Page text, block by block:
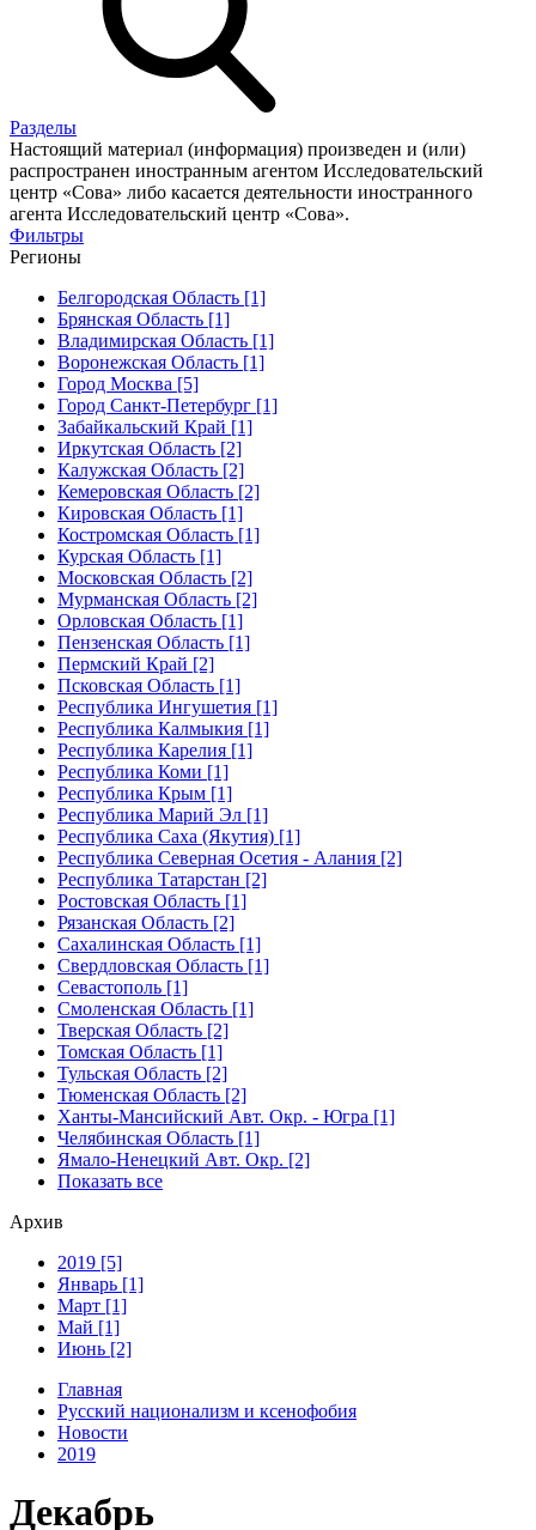
Разделы
Настоящий материал (информация) произведен и (или)
распространен иностранным агентом Исследовательский
центр «Сова» либо касается деятельности иностранного
агента Исследовательский центр «Сова».
Фильтры
Регионы
Белгородская Область [1]
Брянская Область [1]
Владимирская Область [1]
Воронежская Область [1]
Город Москва [5]
Город Санкт-Петербург [1]
Забайкальский Край [1]
Иркутская Область [2]
Калужская Область [2]
Кемеровская Область [2]
Кировская Область [1]
Костромская Область [1]
Курская Область [1]
Московская Область [2]
Мурманская Область [2]
Орловская Область [1]
Пензенская Область [1]
Пермский Край [2]
Псковская Область [1]
Республика Ингушетия [1]
Республика Калмыкия [1]
Республика Карелия [1]
Республика Коми [1]
Республика Крым [1]
Республика Марий Эл [1]
Республика Саха (Якутия) [1]
Республика Северная Осетия - Алания [2]
Республика Татарстан [2]
Ростовская Область [1]
Рязанская Область [2]
Сахалинская Область [1]
Свердловская Область [1]
Севастополь [1]
Смоленская Область [1]
Тверская Область [2]
Томская Область [1]
Тульская Область [2]
Тюменская Область [2]
Ханты-Мансийский Авт. Окр. - Югра [1]
Челябинская Область [1]
Ямало-Ненецкий Авт. Окр. [2]
Показать все
Архив
2019 [5]
Январь [1]
Март [1]
Май [1]
Июнь [2]
Главная
Русский национализм и ксенофобия
Новости
2019
Декабрь